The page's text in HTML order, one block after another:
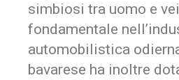
simbiosi tra uomo e
fondamentale
automobilistica
bavarese ha inoltre